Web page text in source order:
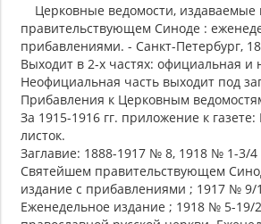
Церковные ведомости,
правительствующем Синоде :
прибавлениями. - Санкт-Петербург,
Выходит в 2-х частях: официальная и
Неофициальная часть выходит под
Прибавления к Церковным
За 1915-1916 гг. приложение к
листок.
Заглавие: 1888-1917 № 8, 1918 № 1-3/
Святейшем правительствующем
издание с прибавлениями ; 1917 № 9/
Еженедельное издание ; 1918 № 5-19/